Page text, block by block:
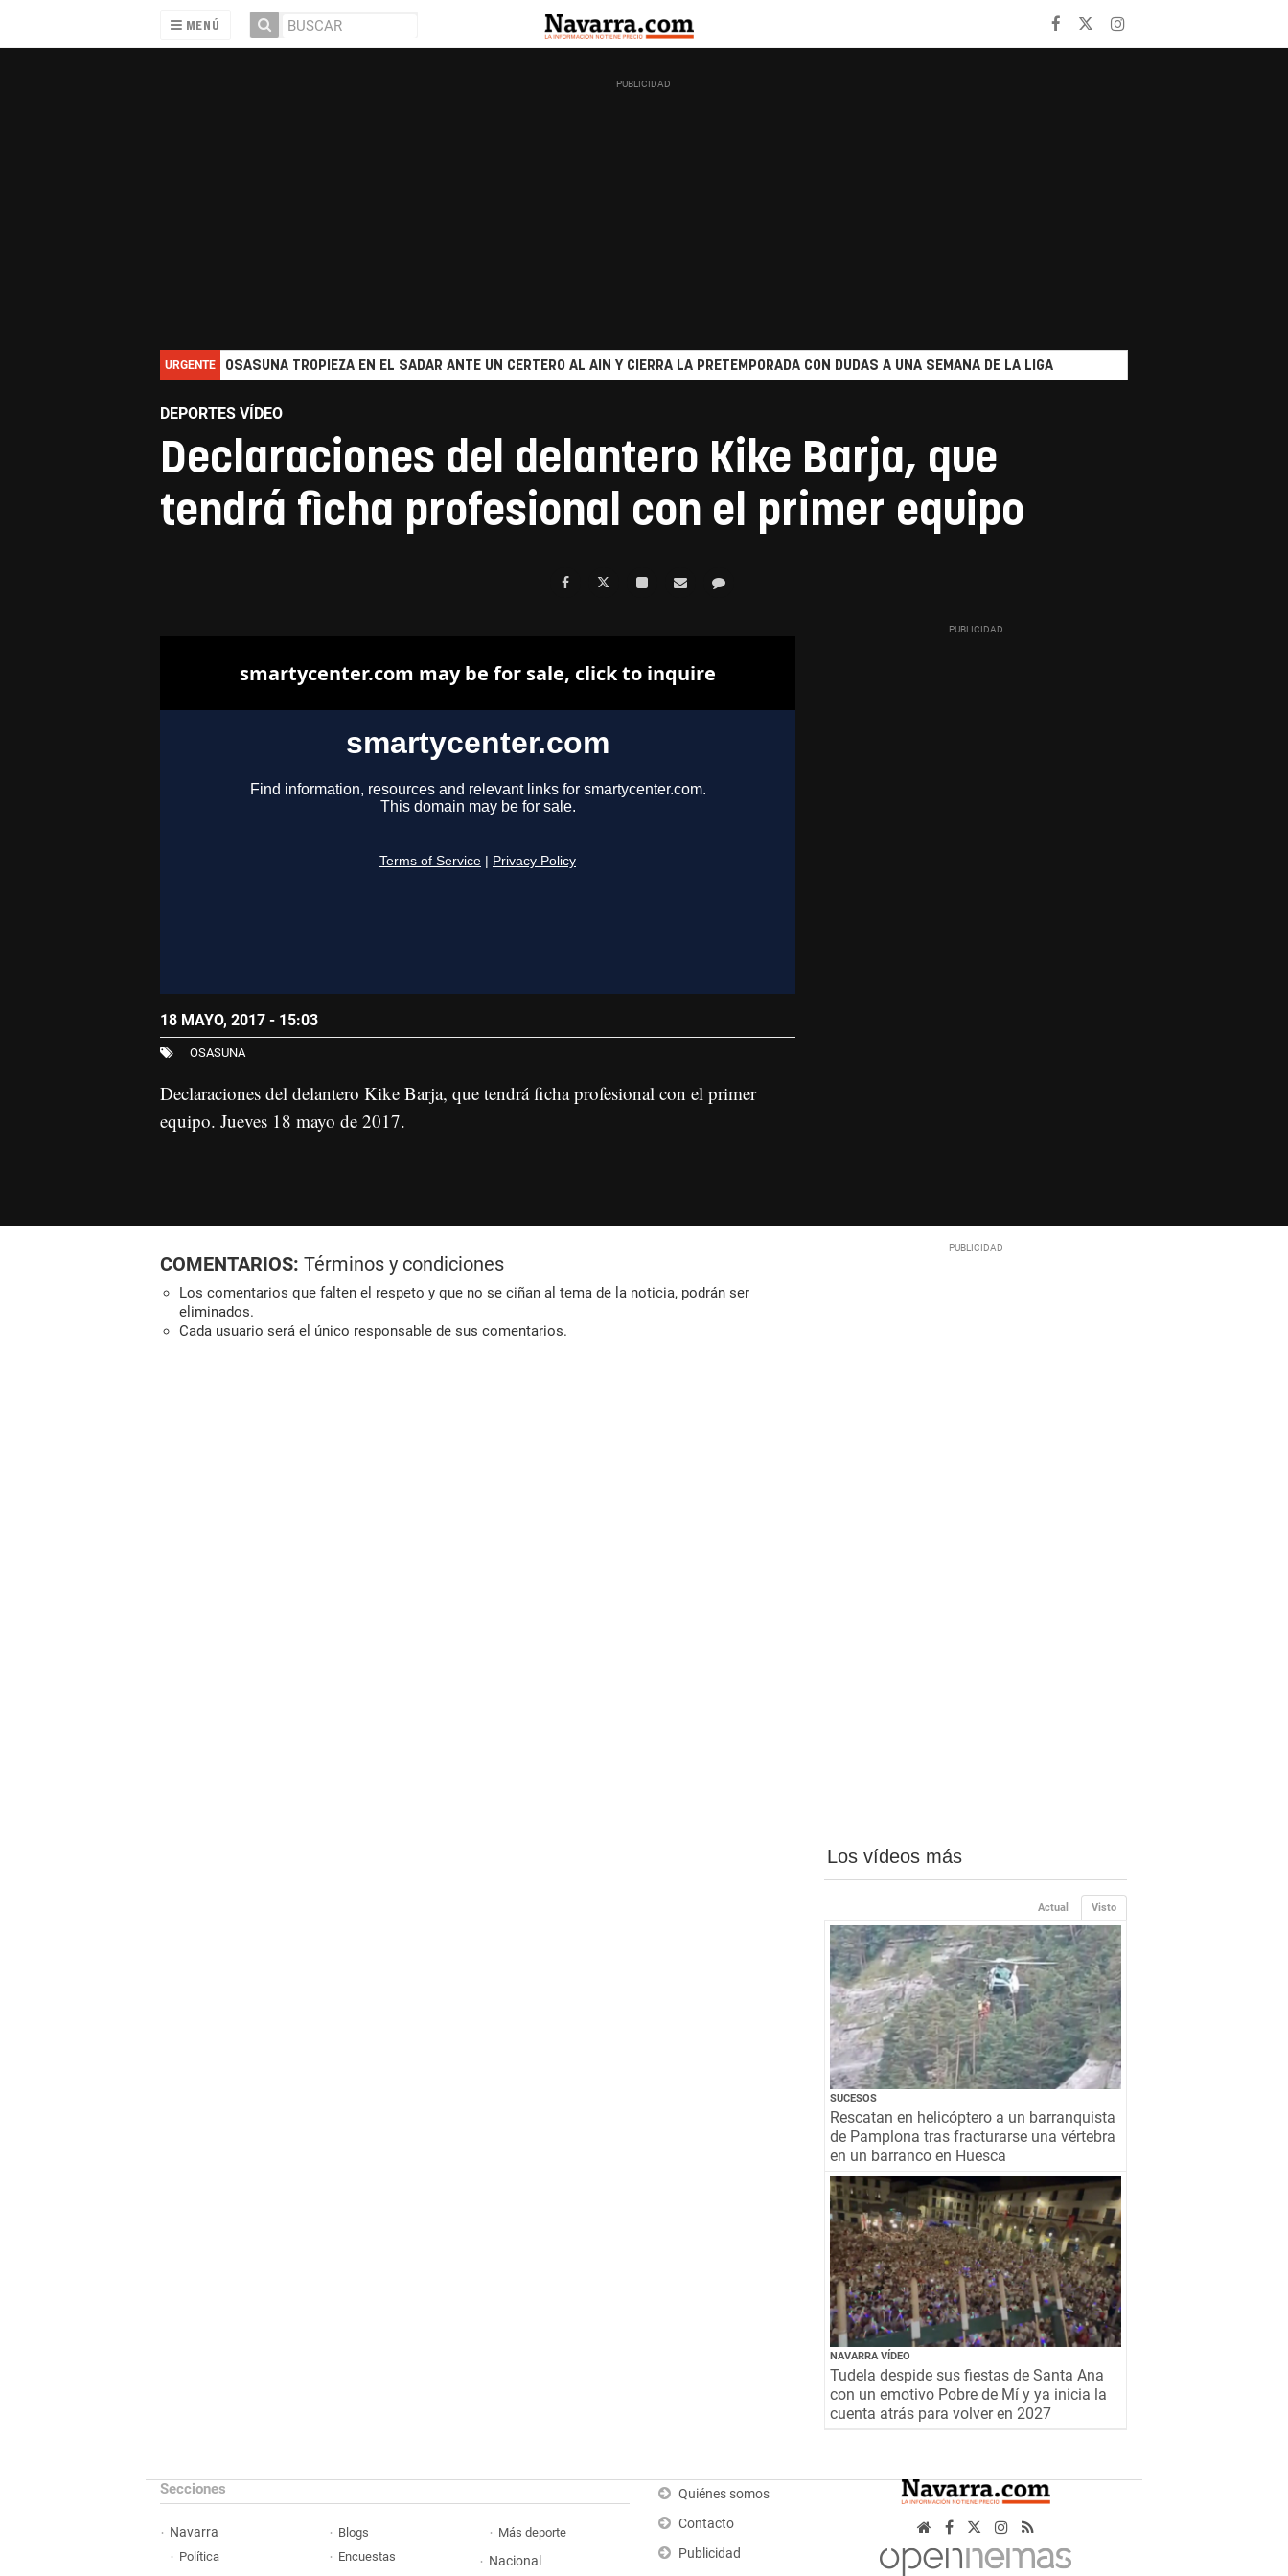
MENÚ
URGENTE OSASUNA TROPIEZA EN EL SADAR ANTE UN CERTERO AL AIN Y CIERRA LA PRETEMPORADA CON DUDAS A UNA SEMANA DE LA LIGA
DEPORTES VÍDEO
Declaraciones del delantero Kike Barja, que
tendrá ficha profesional con el primer equipo
18 MAYO, 2017 - 15:03
OSASUNA
Declaraciones del delantero Kike Barja, que tendrá ficha profesional con el primer
equipo. Jueves 18 mayo de 2017.
COMENTARIOS: Términos y condiciones
Los comentarios que falten el respeto y que no se ciñan al tema de la noticia, podrán ser
eliminados.
Cada usuario será el único responsable de sus comentarios.
Los vídeos más
Visto
Actual
SUCESOS
Rescatan en helicóptero a un barranquista
de Pamplona tras fracturarse una vértebra
en un barranco en Huesca
NAVARRA VÍDEO
Tudela despide sus fiestas de Santa Ana
con un emotivo Pobre de Mí y ya inicia la
cuenta atrás para volver en 2027
Secciones
Navarra
Política
Blogs
Encuestas
Más deporte
Nacional
Quiénes somos
Contacto
Publicidad